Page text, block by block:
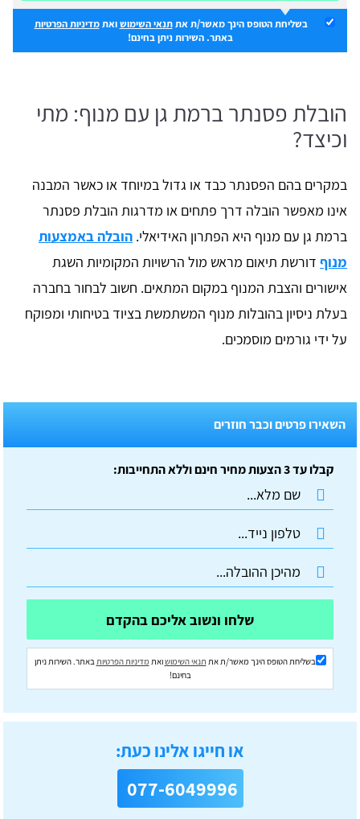
בשליחת הטופס הינך מאשר/ת אתתנאי השימושואתמדיניות הפרטיות
באתר. השירות ניתן בחינם!
הובלת פסנתר ברמת גן עם מנוף: מתי
וכיצד?
במקרים בהם הפסנתר כבד או גדול במיוחד או כאשר המבנה
אינו מאפשר הובלה דרך פתחים או מדרגות הובלת פסנתר
ברמת גן עם מנוף היא הפתרון האידיאלי. הובלה באמצעות
מנוףדורשת תיאום מראש מול הרשויות המקומיות השגת
אישורים והצבת המנוף במקום המתאים. חשוב לבחור בחברה
בעלת ניסיון בהובלות מנוף המשתמשת בציוד בטיחותי ומפוקח
על ידי גורמים מוסמכים.
השאירו פרטים וכבר חוזרים
קבלו עד 3 הצעות מחיר חינם וללא התחייבות:
שלחו ונשוב אליכם בהקדם
בשליחת הטופס הינך מאשר/ת את תנאי השימושואת מדיניות הפרטיותבאתר. השירות ניתן
בחינם!
או חייגו אלינו כעת:
077-6049996